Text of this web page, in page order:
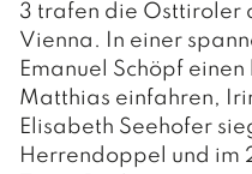
3 trafen die Osttiroler
Vienna. In einer
Emanuel Schöpf
Matthias einfahren,
Elisabeth Seehofer
Herrendoppel und im